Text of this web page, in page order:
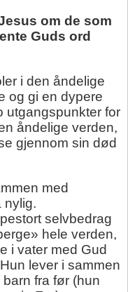
om de som
Guds ord
i den åndelige
og gi en dypere
utgangspunkter for
åndelige verden,
gjennom sin død
med
nylig.
selvbedrag
hele verden,
i vater med Gud
lever i sammen
fra før (hun